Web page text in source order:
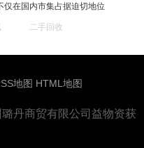
仅在国内市集占据迫切地位
二手回收
地图 HTML地图
丹商贸有限公司益物资获